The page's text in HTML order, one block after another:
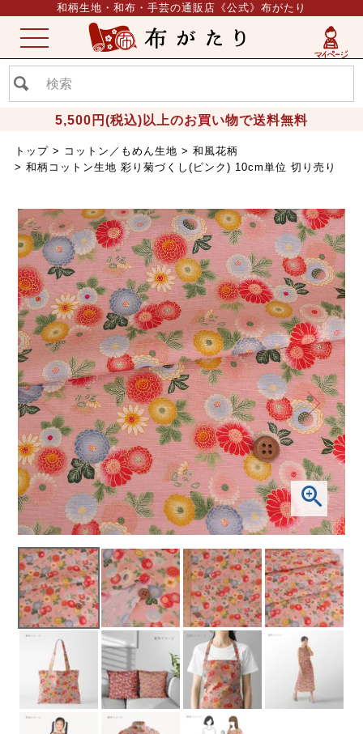
和柄生地・和布・手芸の通販店《公式》布がたり
5,500円(税込)以上のお買い物で送料無料
ME
NU
トップ コットン／もめん生地
和風花柄
和柄コットン生地 彩り菊づくし(ピンク) 10cm単位 切り売り